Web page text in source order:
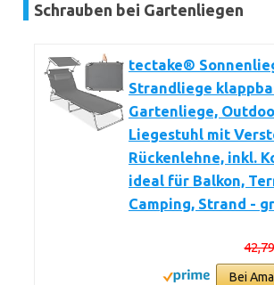
Schrauben bei Gartenliegen
tectake®
Strandliege
Gartenliege,
Liegestuhl mit
Rückenlehne, inkl.
ideal für Balkon,
Camping, Strand -
Bei